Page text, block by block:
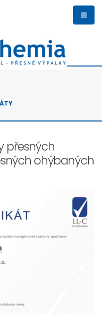
přesných
ohýbaných